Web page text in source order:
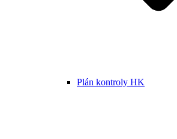
Plán kontroly HK